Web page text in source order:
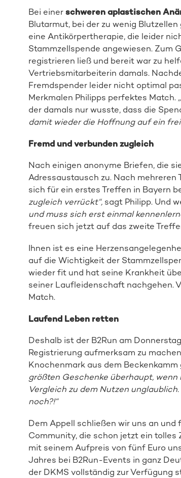
Bei einer schweren aplastischen
Blutarmut, bei der zu wenig
eine Antikörpertherapie, die leider
Stammzellspende angewiesen. Zum
registrieren ließ und bereit war zu
Vertriebsmitarbeiterin damals.
Fremdspender leider nicht optimal
Merkmalen Philipps perfektes Match.
der damals nur wusste, dass die
damit wieder die Hoffnung auf ein
Fremd und verbunden zugleich
Nach einigen anonyme Briefen, die
Adressaustausch zu. Nach
sich für ein erstes Treffen in Bayern
zugleich verrückt“,sagt Philipp. Und
und muss sich erst einmal
freuen sich jetzt auf das zweite
Ihnen ist es eine
auf die Wichtigkeit der
wieder fit und hat seine Krankheit
seiner Laufleidenschaft nachgehen.
Match.
Laufend Leben retten
Deshalb ist der B2Run am
Registrierung aufmerksam zu
Knochenmark aus dem Beckenkamm
größten Geschenke überhaupt,
Vergleich zu dem Nutzen
noch?!“
Dem Appell schließen wir uns an
Community, die schon jetzt ein
mit seinem Aufpreis von fünf Euro
Jahres bei B2Run-Events in ganz
der DKMS vollständig zur Verfügung